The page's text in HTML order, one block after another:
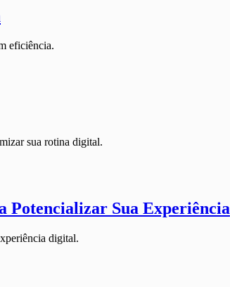
eficiência.
sua rotina digital.
Potencializar Sua Experiência
digital.